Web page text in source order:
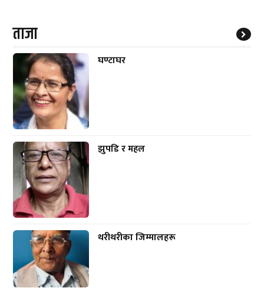
ताजा
घण्टाघर
झुपडि र महल
थरीथरीका जिम्मालहरू